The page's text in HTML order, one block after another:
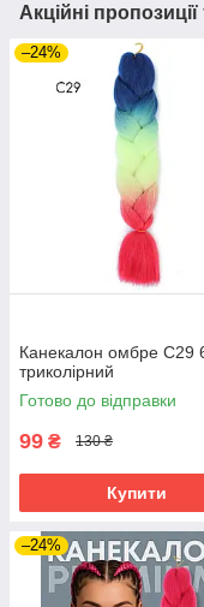
Акційні
–24%
Канекалон омбре C29
триколірний
Готово до відправки
99 ₴ 130 ₴
Купити
–24%